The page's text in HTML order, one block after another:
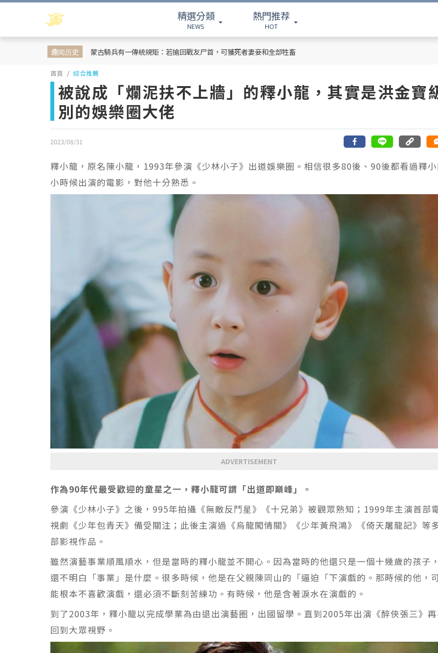
精選分類
NEWS
熱門推荐
HOT
趣闻历史 蒙古騎兵有一傳統規矩：若搶回戰友尸首，可獲死者妻妾和全部牲畜
首頁 綜合推薦
被說成「爛泥扶不上牆」的釋小龍，其實是洪金寶
別的娛樂圈大佬
2023/08/31
釋小龍，原名陳小龍，1993年參演《少林小子》出道娛樂圈。相信很多80後、90後都看過釋
小時候出演的電影，對他十分熟悉。
ADVERTISEMENT
作為90年代最受歡迎的童星之一，釋小龍可謂「出道即巔峰」。
參演《少林小子》之後，995年拍攝《無敵反鬥星》《十兄弟》被觀眾熟知；1999年主演首部
視劇《少年包青天》備受關注；此後主演過《烏龍闖情關》《少年黃飛鴻》《倚天屠龍記》等
部影視作品。
雖然演藝事業順風順水，但是當時的釋小龍並不開心。因為當時的他還只是一個十幾歲的孩子，
還不明白「事業」是什麼。很多時候，他是在父親陳同山的「逼迫「下演戲的。那時候的他，
能根本不喜歡演戲，還必須不斷刻苦練功。有時候，他是含著淚水在演戲的。
到了2003年，釋小龍以完成學業為由退出演藝圈，出國留學。直到2005年出演《醉俠張三》
回到大眾視野。